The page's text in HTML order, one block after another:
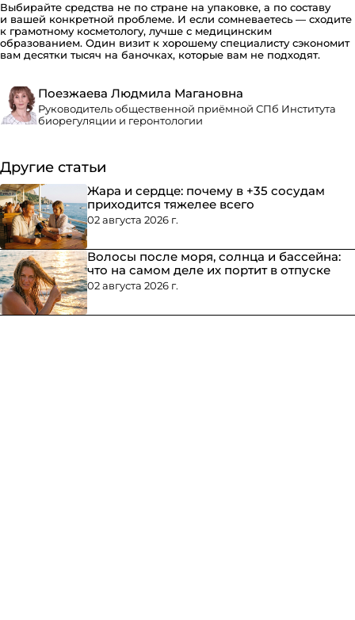
Выбирайте средства не по стране на упаковке, а по составу
и вашей конкретной проблеме. И если сомневаетесь — сходите
к грамотному косметологу, лучше с медицинским
образованием. Один визит к хорошему специалисту сэкономит
вам десятки тысяч на баночках, которые вам не подходят.
Поезжаева Людмила Магановна
Руководитель общественной приёмной СПб Института
биорегуляции и геронтологии
Другие статьи
Жара и сердце: почему в +35 сосудам
приходится тяжелее всего
02 августа 2026 г.
Волосы после моря, солнца и бассейна:
что на самом деле их портит в отпуске
02 августа 2026 г.